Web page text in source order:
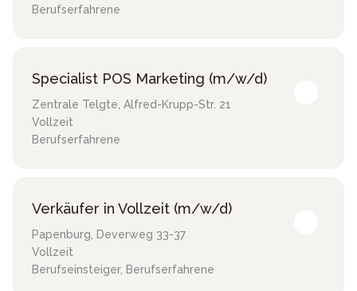
Berufserfahrene
Specialist POS Marketing (m/w/d)
Zentrale Telgte, Alfred-Krupp-Str. 21
Vollzeit
Berufserfahrene
Verkäufer in Vollzeit (m/w/d)
Papenburg, Deverweg 33-37
Vollzeit
Berufseinsteiger, Berufserfahrene